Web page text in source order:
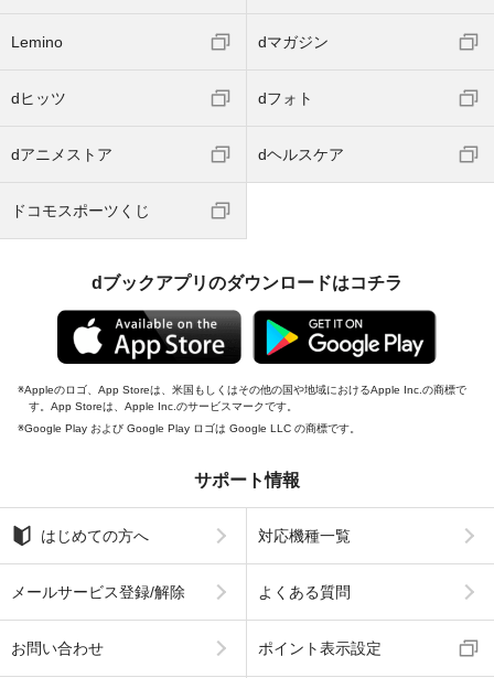
Lemino dマガジン
dヒッツ dフォト
dアニメストア dヘルスケア
ドコモスポーツくじ
dブックアプリのダウンロードはコチラ
Appleのロゴ、App Storeは、米国もしくはその他の国や地域におけるApple Inc.の商標で
す。App Storeは、Apple Inc.のサービスマークです。
Google Play および Google Play ロゴは Google LLC の商標です。
サポート情報
はじめての方へ 対応機種一覧
メールサービス登録/解除 よくある質問
お問い合わせ ポイント表示設定